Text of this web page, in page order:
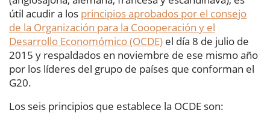
útil acudir a los principios aprobados por el consejo
de la Organización para la Coooperación y el
Desarrollo Economómico (OCDE) el día 8 de julio de
2015 y respaldados en noviembre de ese mismo año
por los líderes del grupo de países que conforman el
G20.
Los seis principios que establece la OCDE son: